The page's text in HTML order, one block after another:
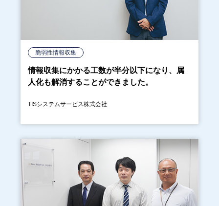
脆弱性情報収集
情報収集にかかる工数が半分以下になり、属
人化も解消することができました。
TISシステムサービス株式会社